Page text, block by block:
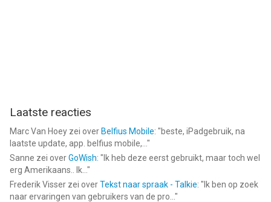
Laatste reacties
Marc Van Hoey zei over Belfius Mobile: "beste, iPadgebruik, na
laatste update, app. belfius mobile,... "
Sanne zei overGoWish: " Ik heb deze eerst gebruikt, maar toch wel
erg Amerikaans.. Ik... "
Frederik Visser zei overTekst naar spraak - Talkie: " Ik ben op zoek
naar ervaringen van gebruikers van de pro... "